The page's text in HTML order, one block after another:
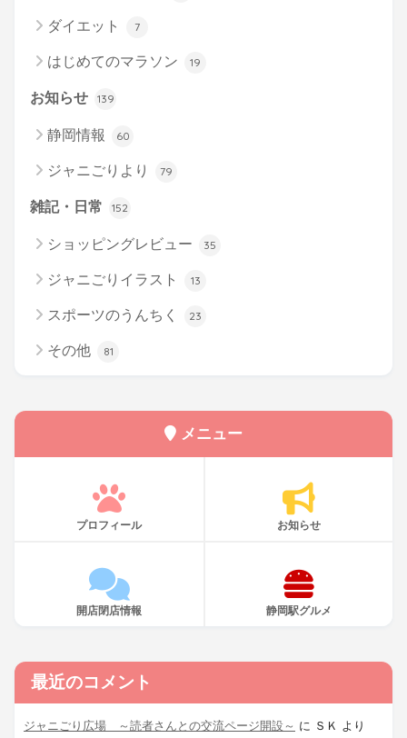
ダイエット 7
はじめてのマラソン 19
お知らせ 139
静岡情報 60
ジャニごりより 79
雑記・日常 152
ショッピングレビュー 35
ジャニごりイラスト 13
スポーツのうんちく 23
その他 81
メニュー
プロフィール お知らせ
開店閉店情報 静岡駅グルメ
最近のコメント
ジャニごり広場 ～読者さんとの交流ページ開設～ に ＳＫ より